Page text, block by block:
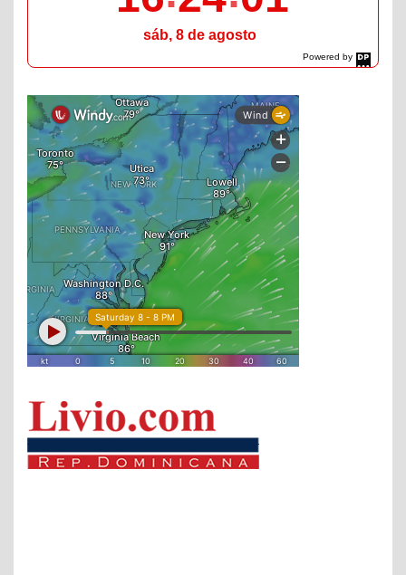
Powered by
DaysPedia.com
sáb, 8 de agosto